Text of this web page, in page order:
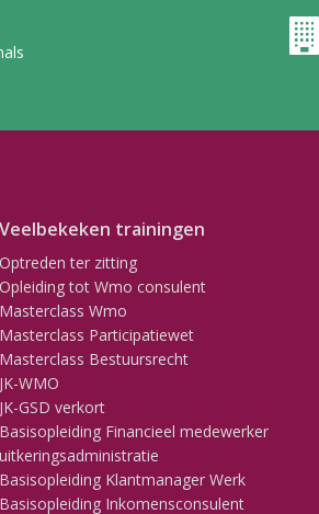
Veelbekeken trainingen
Optreden ter zitting
Opleiding tot Wmo consulent
Masterclass Wmo
Masterclass Participatiewet
Masterclass Bestuursrecht
JK-WMO
JK-GSD verkort
Basisopleiding Financieel medewerker
uitkeringsadministratie
Basisopleiding Klantmanager Werk
Basisopleiding Inkomensconsulent